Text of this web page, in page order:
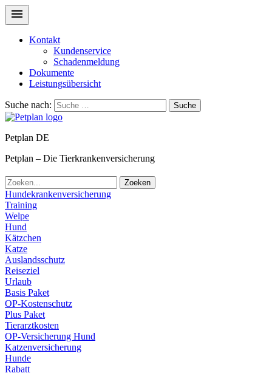
Kontakt
Kundenservice
Schadenmeldung
Dokumente
Leistungsübersicht
Suche nach: Suche
Petplan DE
Petplan – Die Tierkrankenversicherung
Zoeken
Hundekrankenversicherung
Training
Welpe
Hund
Kätzchen
Katze
Auslandsschutz
Reiseziel
Urlaub
Basis Paket
OP-Kostenschutz
Plus Paket
Tierarztkosten
OP-Versicherung Hund
Katzenversicherung
Hunde
Rabatt